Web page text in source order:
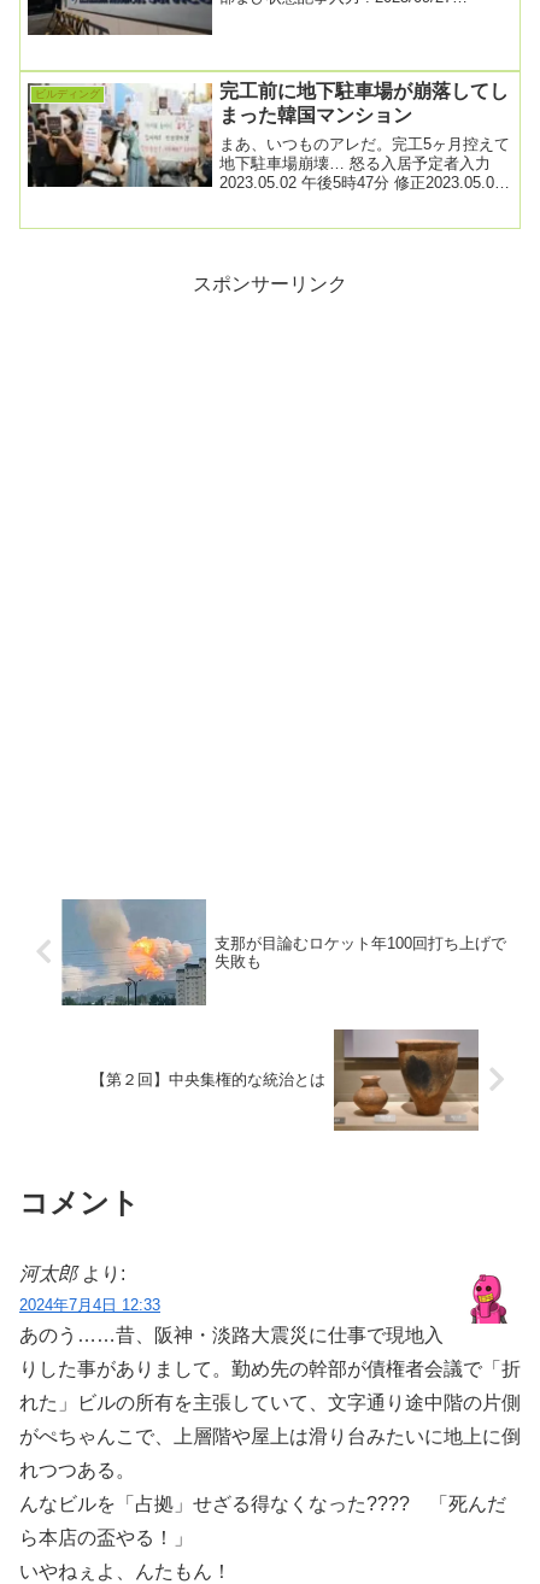
ビルディング
完工前に地下駐車場が崩落してし
まった韓国マンション
まあ、いつものアレだ。完工5ヶ月控えて
地下駐車場崩壊… 怒る入居予定者入力
2023.05.02 午後5時47分 修正2023.05.03
スポンサーリンク
支那が目論むロケット年100回打ち上げで
失敗も
【第２回】中央集権的な統治とは
コメント
河太郎 より:
2024年7月4日 12:33
あのう……昔、阪神・淡路大震災に仕事で現地入
りした事がありまして。勤め先の幹部が債権者会議で「折
れた」ビルの所有を主張していて、文字通り途中階の片側
がぺちゃんこで、上層階や屋上は滑り台みたいに地上に倒
れつつある。
んなビルを「占拠」せざる得なくなった???? 「死んだ
ら本店の盃やる！」
いやねぇよ、んたもん！